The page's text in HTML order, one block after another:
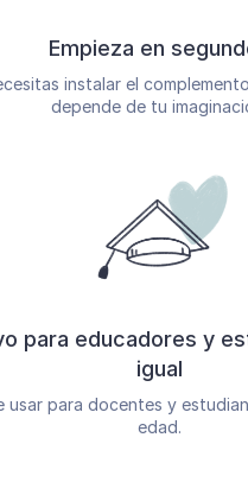
Empieza en
instalar el
depende de tu
para educadores y
igual
usar para docentes y
edad.